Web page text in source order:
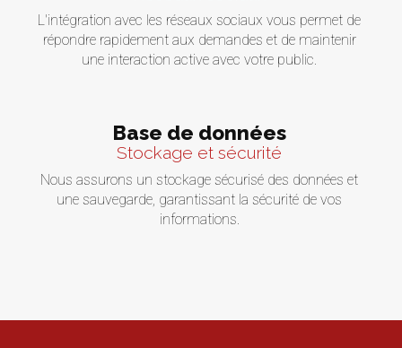
L'intégration avec les réseaux sociaux vous permet de
répondre rapidement aux demandes et de maintenir
une interaction active avec votre public.
Base de données
Stockage et sécurité
Nous assurons un stockage sécurisé des données et
une sauvegarde, garantissant la sécurité de vos
informations.